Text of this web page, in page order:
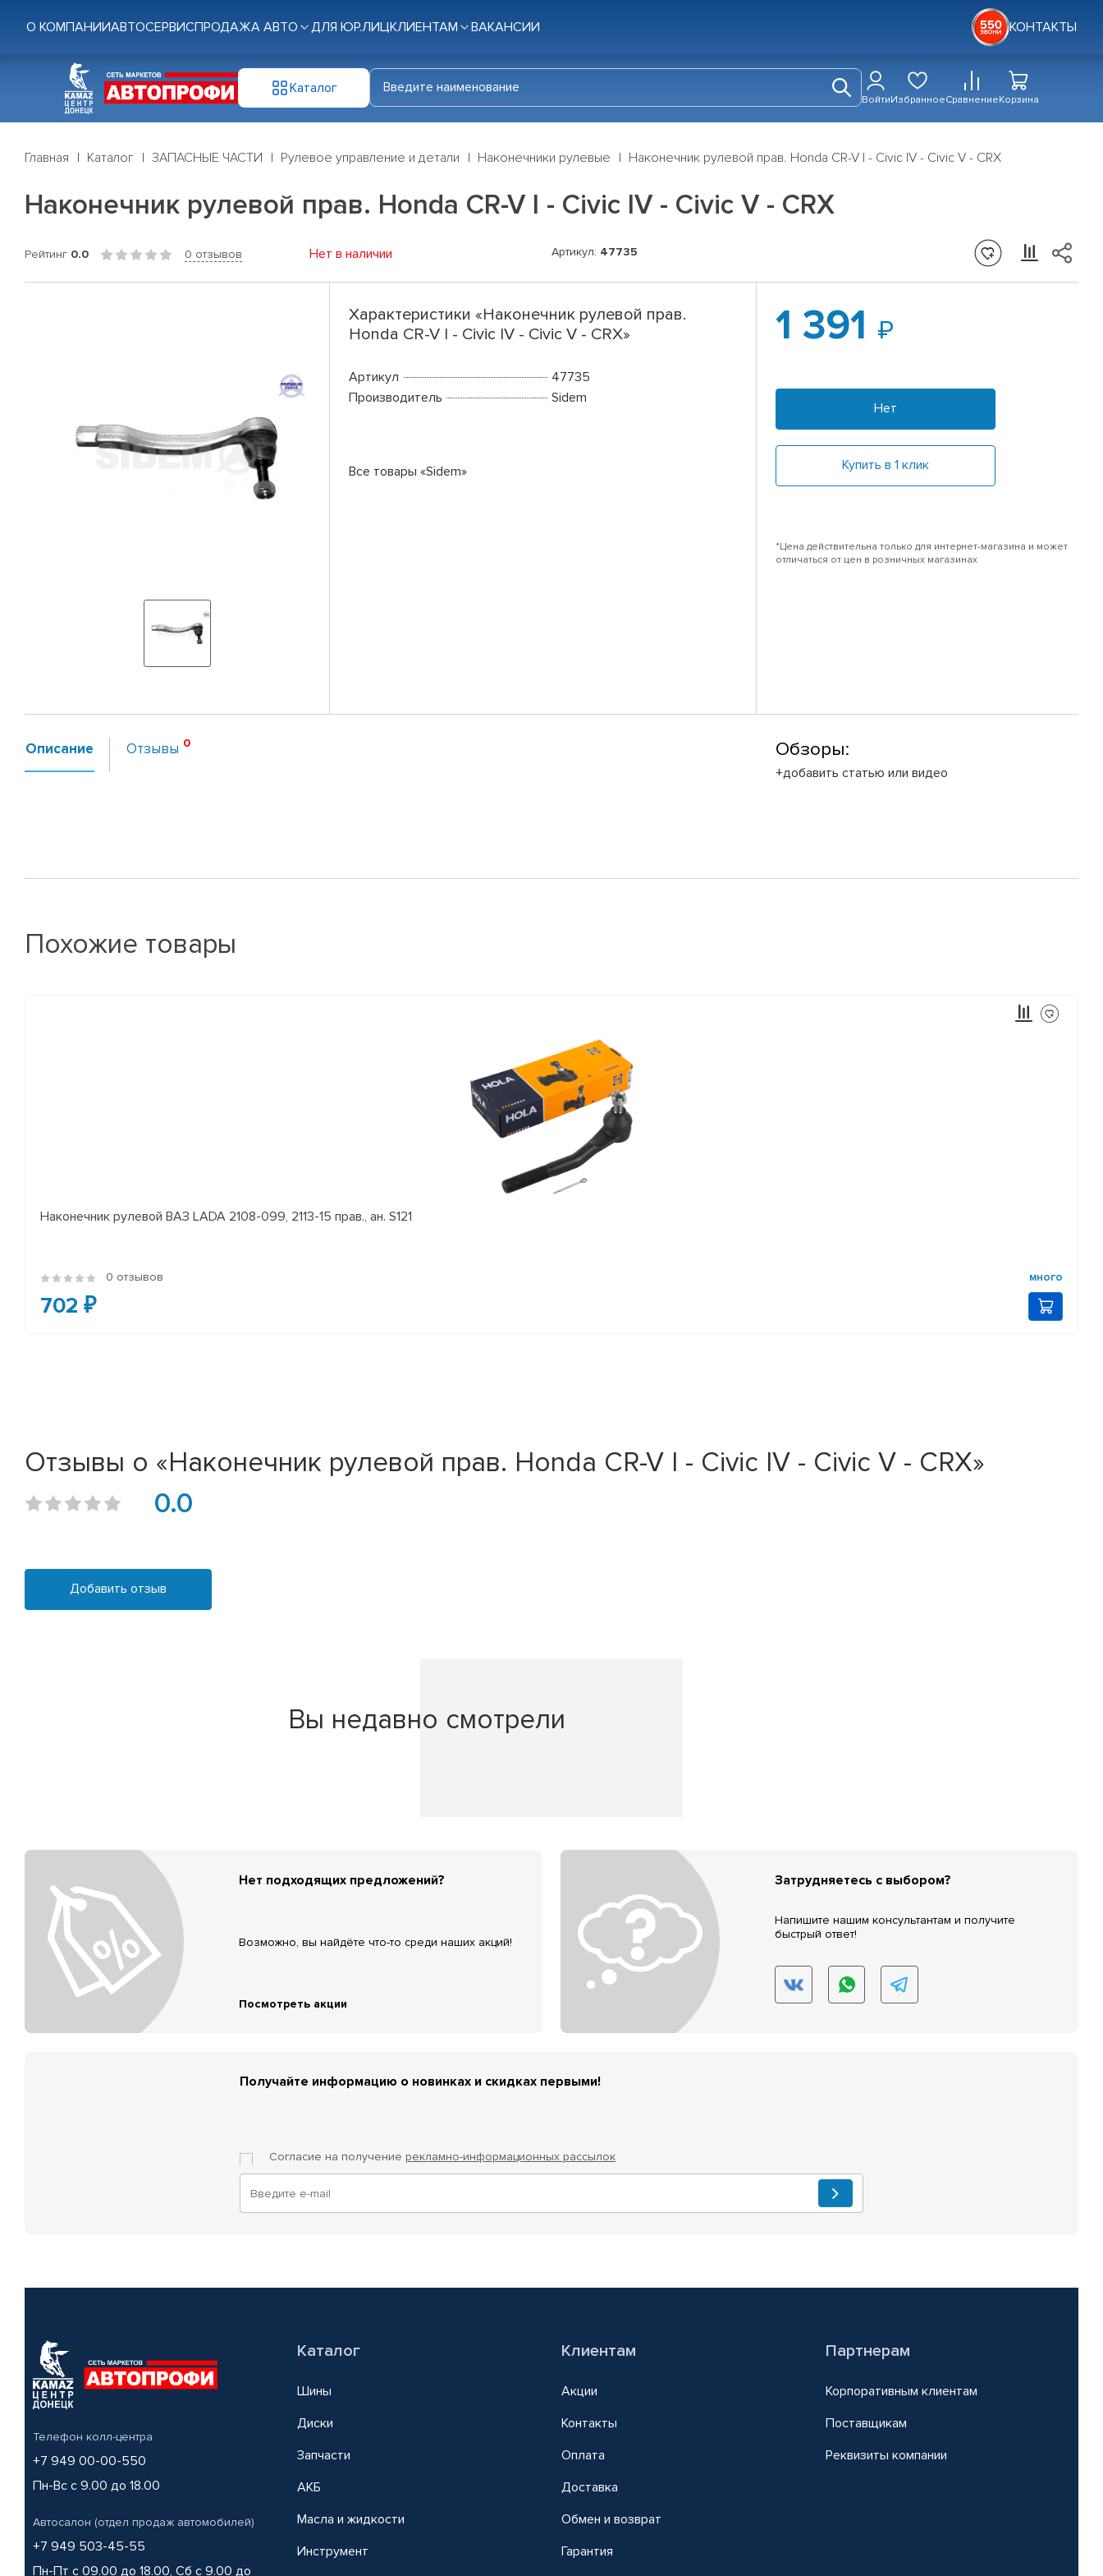
О КОМПАНИИАВТОСЕРВИСПРОДАЖА АВТО ДЛЯ ЮР.ЛИЦКЛИЕНТАМ ВАКАНСИИ КОНТАКТЫ
Каталог
ВойтиИзбранноеСравнениеКорзина
Главная Каталог ЗАПАСНЫЕ ЧАСТИ Рулевое управление и детали Наконечники рулевые Наконечник рулевой прав. Honda CR-V I - Civic IV - Civic V - CRX
Наконечник рулевой прав. Honda CR-V I - Civic IV - Civic V - CRX
Рейтинг 0.0 0 отзывов Нет в наличии Артикул: 47735
Характеристики «Наконечник рулевой прав.
Honda CR-V I - Civic IV - Civic V - CRX»
Артикул
47735
Производитель
Sidem
Все товары «Sidem»
1 391
Нет
Купить в 1 клик
*Цена действительна только для интернет-магазина и может
отличаться от цен в розничных магазинах
Описание Отзывы Обзоры:
+добавить статью или видео
Похожие товары
Наконечник рулевой ВАЗ LADA 2108-099, 2113-15 прав., ан. S121
0 отзывов много
702 ₽
Отзывы о «Наконечник рулевой прав. Honda CR-V I - Civic IV - Civic V - CRX»
0.0
Добавить отзыв
Вы недавно смотрели
Нет подходящих предложений?
Возможно, вы найдёте что-то среди наших акций!
Посмотреть акции
Затрудняетесь с выбором?
Напишите нашим консультантам и получите
быстрый ответ!
Получайте информацию о новинках и скидках первыми!
Согласие на получение рекламно-информационных рассылок
Телефон колл-центра
+7 949 00-00-550
Пн-Вс с 9.00 до 18.00
Автосалон (отдел продаж автомобилей)
+7 949 503-45-55
Пн-Пт с 09.00 до 18.00, Сб с 9.00 до
Каталог
Шины
Диски
Запчасти
АКБ
Масла и жидкости
Инструмент
Клиентам
Акции
Контакты
Оплата
Доставка
Обмен и возврат
Гарантия
Партнерам
Корпоративным клиентам
Поставщикам
Реквизиты компании